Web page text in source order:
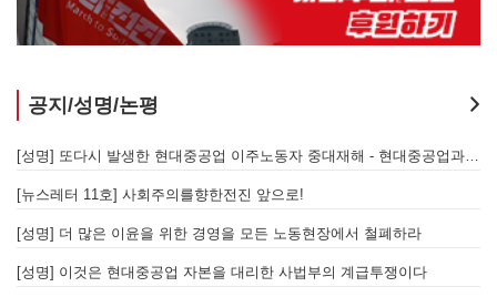
공지/성명/논평
[뉴스레터 11호] 사회주의를향한전진 앞으로!
[성명] 더 많은 이윤을 위한 경영을 모든 노동현장에서 철폐하라
[성명] 이것은 현대중공업 자본을 대리한 사법부의 계급투쟁이다